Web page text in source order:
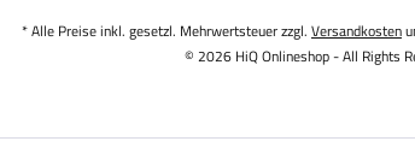
* Alle Preise inkl. gesetzl. Mehrwertsteuer zzgl. Versandkosten
© 2026 HiQ Onlineshop - All Rights